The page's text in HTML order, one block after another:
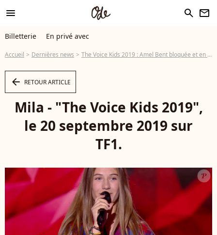
menu search newsletter
Billetterie En privé avec
Accueil Dernières news The Voice Kids 2019 : Amel Bent bloquée et en larmes, tous les talents trouvés !
arrow_left RETOUR ARTICLE
Mila - "The Voice Kids 2019",
le 20 septembre 2019 sur
TF1.